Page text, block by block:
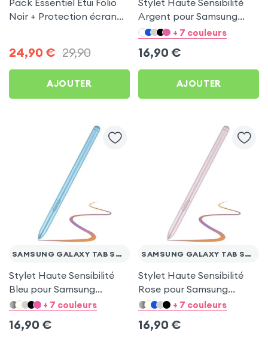
Pack Essentiel Étui Folio
Noir + Protection écran
24,90 € 29,90
AJOUTER
Stylet Haute Sensibilité
Argent pour Samsung
Galaxy Tab S7 FE
+ 7 couleurs
16,90 €
AJOUTER
SAMSUNG GALAXY TAB S7 FE
Stylet Haute Sensibilité
Bleu pour Samsung
Galaxy Tab S7 FE
+ 7 couleurs
16,90 €
SAMSUNG GALAXY TAB S7 FE
Stylet Haute Sensibilité
Rose pour Samsung
Galaxy Tab S7 FE
+ 7 couleurs
16,90 €